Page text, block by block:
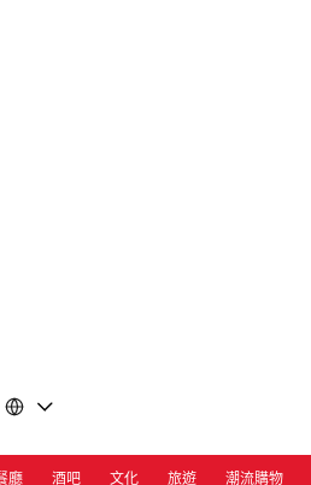
廳 酒吧 文化 旅遊 潮流購物